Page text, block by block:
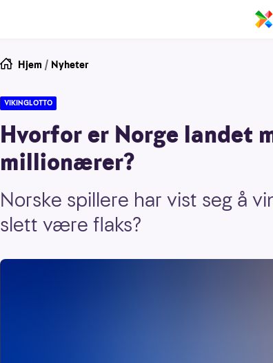
Hjem / Nyheter
VIKINGLOTTO
Hvorfor er Norge landet
millionærer?
Norske spillere har vist seg å
slett være flaks?